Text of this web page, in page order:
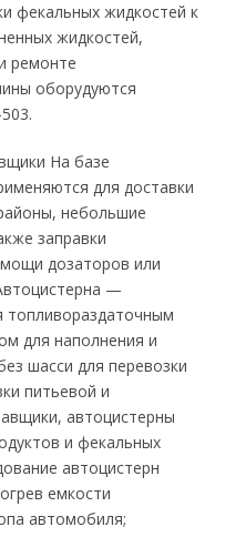
фекальных жидкостей к
жидкостей,
ремонте
оборудуются
На базе
для доставки
небольшие
заправки
дозаторов или
—
топливораздаточным
для наполнения и
шасси для перевозки
питьевой и
автоцистерны
и фекальных
автоцистерн
емкости
автомобиля;